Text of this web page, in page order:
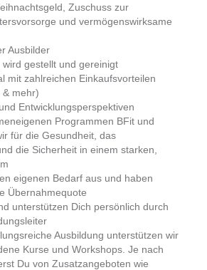
Zuschuss zur
und vermögenswirksame
Ausbilder
gestellt und gereinigt
mit zahlreichen Einkaufsvorteilen
& mehr)
Entwicklungsperspektiven
Programmen BFit und
für die Gesundheit, das
die Sicherheit in einem starken,
eigenen Bedarf aus und haben
Übernahmequote
unterstützen Dich persönlich durch
Ausbildung unterstützen wir
Kurse und Workshops. Je nach
Du von Zusatzangeboten wie